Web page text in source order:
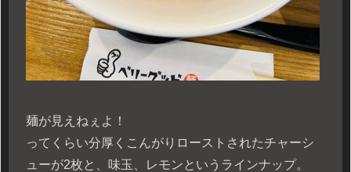
麺が見えねぇよ！
ってくらい分厚くこんがりローストされたチャーシ
ューが2枚と、味玉、レモンというラインナップ。